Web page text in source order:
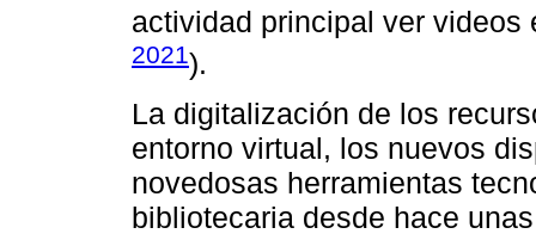
actividad principal ver videos
2021).
La digitalización de los
entorno virtual, los nuevos
novedosas herramientas
bibliotecaria desde hace